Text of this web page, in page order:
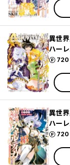
異世
ハーレ
720
ポイント
異世
ハーレ
720
ポイント